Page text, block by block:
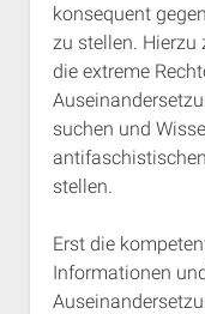
konsequent
zu stellen.
die extreme
suchen und
stellen.
Erst die
Informationen